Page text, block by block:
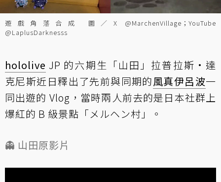
遊戲角落合成 圖／X @MarchenVillage；YouTube
@LaplusDarknesss
hololive JP 的六期生「山田」拉普拉斯·達
克尼斯近日釋出了先前與同期的風真伊呂波一
同出遊的 Vlog，當時兩人前去的是日本社群上
爆紅的 B 級景點「メルヘン村」。
👻 山田原影片